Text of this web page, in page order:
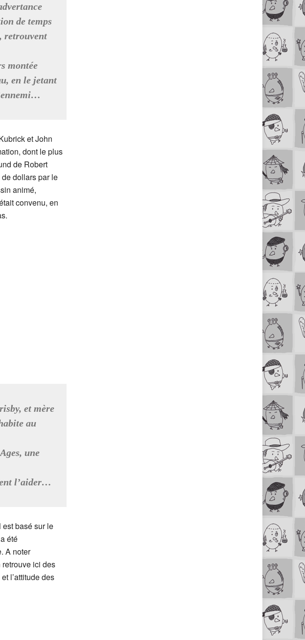
de temps
retrouvent
montée
en le jetant
et John
dont le plus
de Robert
de dollars par le
animé,
convenu, en
et mère
au
une
l’aider…
est basé sur le
été
A noter
retrouve ici des
l’attitude des